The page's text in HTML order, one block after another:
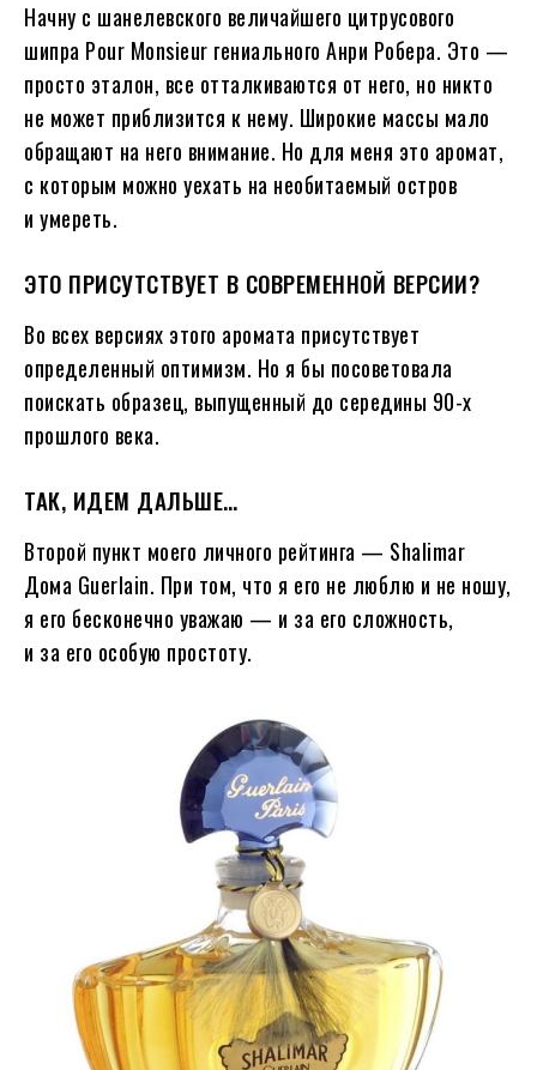
Начну с шанелевского величайшего цитрусового
шипра Pour Monsieur гениального Анри Робера. Это —
просто эталон, все отталкиваются от него, но никто
не может приблизится к нему. Широкие массы мало
обращают на него внимание. Но для меня это аромат,
с которым можно уехать на необитаемый остров
и умереть.
ЭТО ПРИСУТСТВУЕТ В СОВРЕМЕННОЙ ВЕРСИИ?
Во всех версиях этого аромата присутствует
определенный оптимизм. Но я бы посоветовала
поискать образец, выпущенный до середины 90-х
прошлого века.
ТАК, ИДЕМ ДАЛЬШЕ…
Второй пункт моего личного рейтинга — Shalimar
Дома Guerlain. При том, что я его не люблю и не ношу,
я его бесконечно уважаю — и за его сложность,
и за его особую простоту.